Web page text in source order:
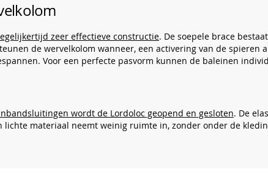
zeer effectieve constructie. De soepele brace
de wervelkolom wanneer, een activering van de
Voor een perfecte pasvorm kunnen de baleinen
wordt de Lordoloc geopend en gesloten. De
materiaal neemt weinig ruimte in, zonder onder de